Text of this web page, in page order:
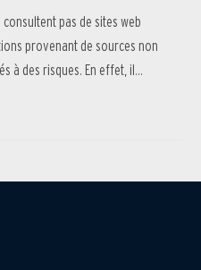
pas de sites web
provenant de sources non
à des risques. En effet, il...